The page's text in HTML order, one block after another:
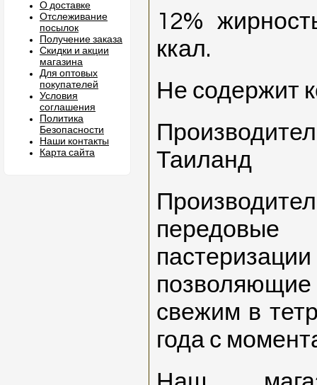
О доставке
Отслеживание
посылок
Получение заказа
Скидки и акции
магазина
Для оптовых
покупателей
Условия
соглашения
Политика
Безопасности
Наши контакты
Карта сайта
12%
ккал.
Не содержит
Таиланд
свежим в
года с